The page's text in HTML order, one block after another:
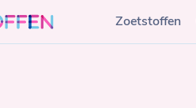
Zoetstoffen